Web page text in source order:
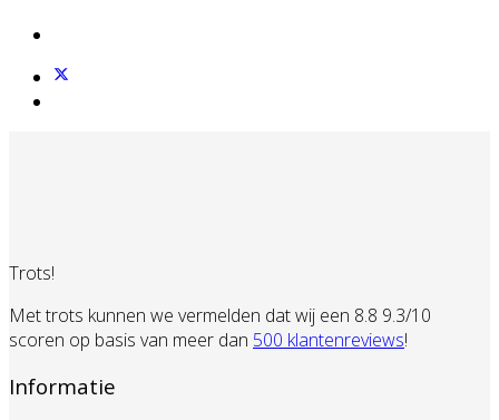
Trots!
Met trots kunnen we vermelden dat wij een 8.8 9.3/10
scoren op basis van meer dan 500 klantenreviews!
Informatie